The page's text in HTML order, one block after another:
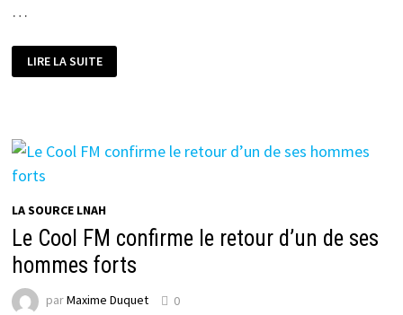
…
DES
REMPARTS
CONTRAT
D’ESSAI
LIRE LA SUITE
LA SOURCE LNAH
Le Cool FM confirme le retour d’un de ses
hommes forts
parMaxime Duquet 0